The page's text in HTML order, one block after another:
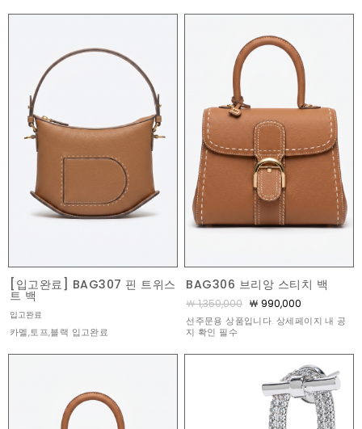
[입고완료] BAG307 핀 트위스
트 백
입고완료
카멜,토프,블랙 입고완료
BAG306 브리앙 스티치 백
￦ 1,350,000 ￦ 990,000
선주문용 상품입니다. 상세페이지 내 공
지 확인 필수